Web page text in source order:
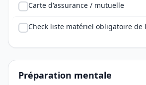
Carte d'assurance / mutuelle
Check liste matériel obligatoire de
Préparation mentale